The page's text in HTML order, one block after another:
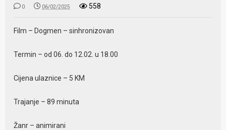
0 06/02/2025 558
Film – Dogmen – sinhronizovan
Termin – od 06. do 12.02. u 18.00
Cijena ulaznice – 5 KM
Trajanje – 89 minuta
Žanr – animirani